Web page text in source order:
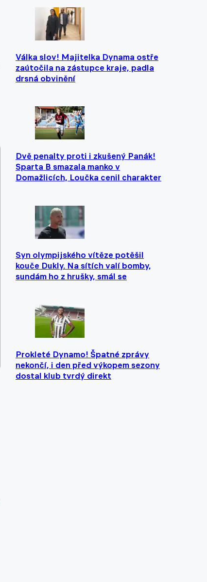
Válka slov! Majitelka Dynama ostře
zaútočila na zástupce kraje, padla
drsná obvinění
Dvě penalty proti i zkušený Panák!
Sparta B smazala manko v
Domažlicích, Loučka cenil charakter
Syn olympijského vítěze potěšil
kouče Dukly. Na sítích valí bomby,
sundám ho z hrušky, smál se
Prokleté Dynamo! Špatné zprávy
nekončí, i den před výkopem sezony
dostal klub tvrdý direkt